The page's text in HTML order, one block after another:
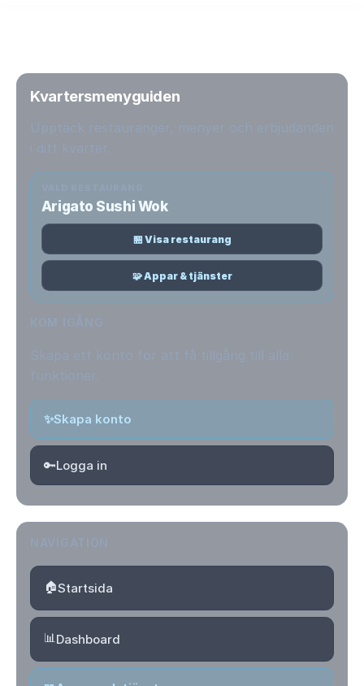
Kvartersmenyguiden
Arigato Sushi Wok
🏪 Visa restaurang
🧩 Appar & tjänster
✨Skapa konto
🔑Logga in
🏠Startsida
📊Dashboard